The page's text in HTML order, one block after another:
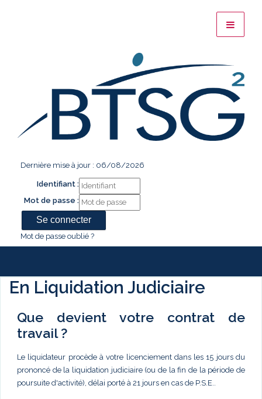
Dernière mise à jour : 06/08/2026
Identifiant :
Mot de passe :
Mot de passe oublié ?
En Liquidation Judiciaire
Que devient votre contrat de
travail ?
Le liquidateur procède à votre licenciement dans les 15 jours du
prononcé de la liquidation judiciaire (ou de la fin de la période de
poursuite d'activité), délai porté à 21 jours en cas de P.S.E..